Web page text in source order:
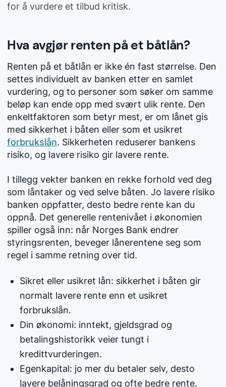
for å vurdere et tilbud kritisk.
Hva avgjør renten på et båtlån?
Renten på et båtlån er ikke én fast størrelse. Den
settes individuelt av banken etter en samlet
vurdering, og to personer som søker om samme
beløp kan ende opp med svært ulik rente. Den
enkeltfaktoren som betyr mest, er om lånet gis
med sikkerhet i båten eller som et usikret
forbrukslån. Sikkerheten reduserer bankens
risiko, og lavere risiko gir lavere rente.
I tillegg vekter banken en rekke forhold ved deg
som låntaker og ved selve båten. Jo lavere risiko
banken oppfatter, desto bedre rente kan du
oppnå. Det generelle rentenivået i økonomien
spiller også inn: når Norges Bank endrer
styringsrenten, beveger lånerentene seg som
regel i samme retning over tid.
Sikret eller usikret lån: sikkerhet i båten gir
normalt lavere rente enn et usikret
forbrukslån.
Din økonomi: inntekt, gjeldsgrad og
betalingshistorikk veier tungt i
kredittvurderingen.
Egenkapital: jo mer du betaler selv, desto
lavere belåningsgrad og ofte bedre rente.